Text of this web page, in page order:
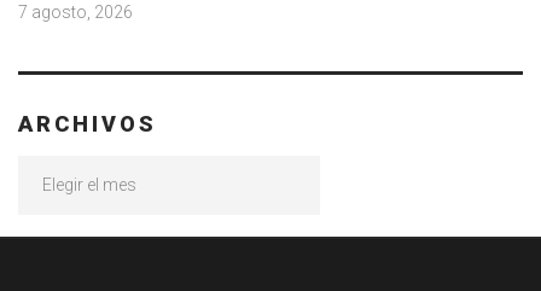
7 agosto, 2026
ARCHIVOS